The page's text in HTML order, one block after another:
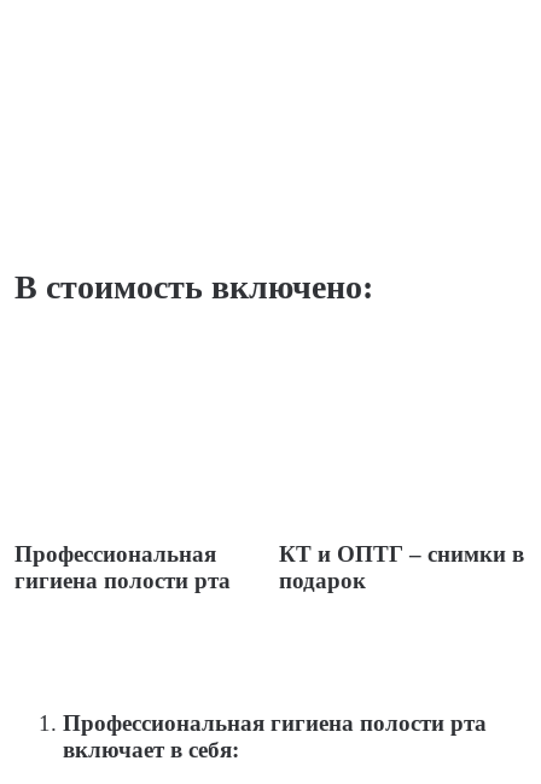
В стоимость включено:
Профессиональная
гигиена полости рта
КТ и ОПТГ – снимки в
подарок
Профессиональная гигиена полости рта
включает в себя: